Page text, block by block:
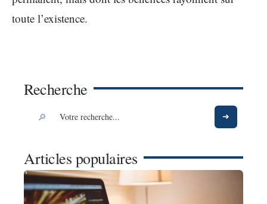
toute l’existence.
Recherche
Articles populaires